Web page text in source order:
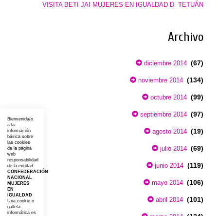
VISITA BETI JAI MUJERES EN IGUALDAD D. TETUÁN
Archivo
diciembre 2014 (67)
noviembre 2014 (134)
octubre 2014 (99)
septiembre 2014 (97)
agosto 2014 (19)
julio 2014 (69)
junio 2014 (119)
mayo 2014 (106)
abril 2014 (101)
Bienvenida/o
a la
información
básica sobre
las cookies
de la página
web
responsabilidad
de la entidad:
CONFEDERACIÓN
NACIONAL
MUJERES
EN
IGUALDAD
Una cookie o
galleta
informática es